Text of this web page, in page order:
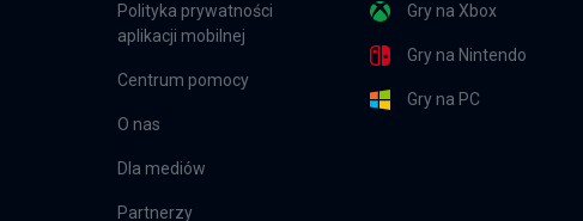
Polityka prywatności
aplikacji mobilnej
Centrum pomocy
O nas
Dla mediów
Partnerzy
Gry na Xbox
Gry na Nintendo
Gry na PC